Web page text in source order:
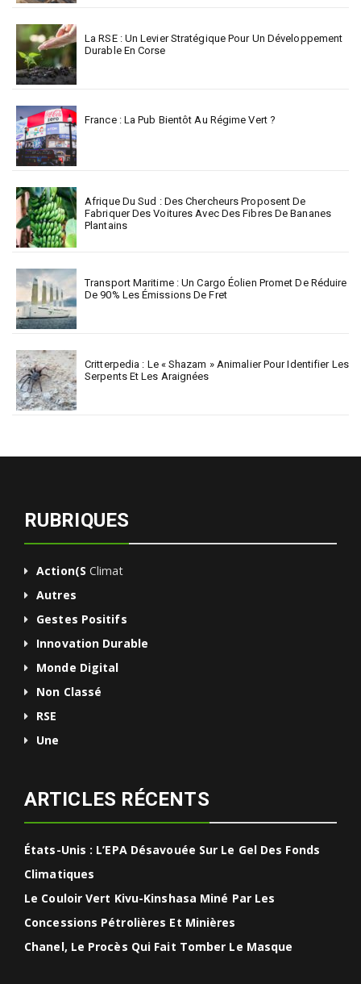
La RSE : Un Levier Stratégique Pour Un Développement
Durable En Corse
France : La Pub Bientôt Au Régime Vert ?
Afrique Du Sud : Des Chercheurs Proposent De
Fabriquer Des Voitures Avec Des Fibres De Bananes
Plantains
Transport Maritime : Un Cargo Éolien Promet De Réduire
De 90% Les Émissions De Fret
Critterpedia : Le « Shazam » Animalier Pour Identifier Les
Serpents Et Les Araignées
RUBRIQUES
Action(s Climat
Autres
Gestes Positifs
Innovation Durable
Monde Digital
Non Classé
RSE
Une
ARTICLES RÉCENTS
États-Unis : L’EPA Désavouée Sur Le Gel Des Fonds
Climatiques
Le Couloir Vert Kivu-Kinshasa Miné Par Les
Concessions Pétrolières Et Minières
Chanel, Le Procès Qui Fait Tomber Le Masque